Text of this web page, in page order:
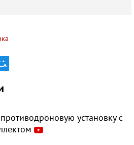
установку с